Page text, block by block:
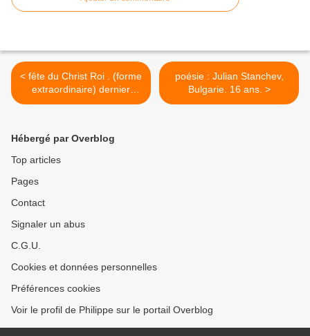
< fête du Christ Roi . (forme
extraordinaire) dernier
dimanche d'Octobre.
poésie : Julian Stanchev,
Bulgarie. 16 ans. >
Hébergé par Overblog
Top articles
Pages
Contact
Signaler un abus
C.G.U.
Cookies et données personnelles
Préférences cookies
Voir le profil de Philippe sur le portail Overblog